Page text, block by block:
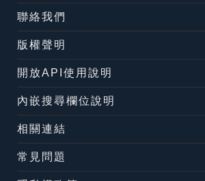
聯絡我們
版權聲明
開放API使用說明
內嵌搜尋欄位說明
相關連結
常見問題